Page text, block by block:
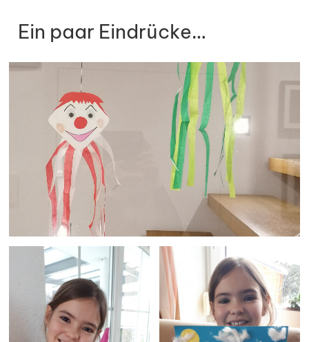
Ein paar Eindrücke…